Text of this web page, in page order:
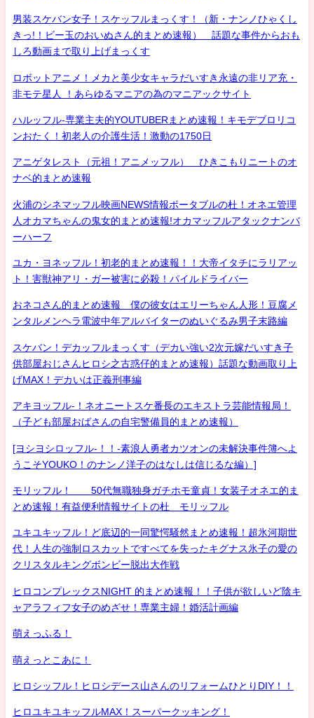
男装スケバン女子！スケッフルまっくす！（新・ナンノひゃくし
きっ!！ビー玉のおいぬさん的まとめ速報） 話題な事件からおも
しろ動画まで取り上げまっくす
ロボットアニメ！メカと美少女キャラだいすき永遠の非リア充・
非モテ星人 ！あらゆるマニアの為のマニアックサイト
ハルッフル-専業主夫的YOUTUBERまとめ速報！キモデブロリコ
ンおたく！初老人の介護生活！激動の1750日
アニゲタレスト（元祖！アニメッフル） ひきこもりニートのオ
ナベ的まとめ速報
火浦のシネマッフル映画NEWS情報ポータブルの杜！オネエ管理
人オカマちゃんの鬼女的まとめ速報!オカマッフルアタックナンバ
ーハーフ
ユカ・ヨネッフル！初老的まとめ速報！！大帝イタチにラリアッ
ト！害獣神アリ・ガー被害に必殺！パイルドライバー
おネコさん的まとめ速報 僕の彼女はエリーちゃん人形！豆腐メ
ンタルメンヘラ電波中年アルバイターのぬいぐるみ男子末路編
スケバン！デカッフルまっくす（デカい強い2次元嫁だいすき子
供部屋おじさんヒロシ之古惑仔的まとめ速報）話題な動画取り上
げMAX！デカいは正義刑事編
アキヨッフル-！ネオニートスケ番長のエキストラ芸能情報局！
（子ども部屋おばさんの自宅警備員的まとめ速報）
[ヨシヨシロッフル-！！-素浪人勇者カツオンの未解決事件簿へよ
うこそYOUKO！のナンノ洋子のはなしは信じるな編）]
モリッフル！ 50代無職独身ガチホモ童貞！女装子オネエ的ま
とめ速報！有益便利情報サイトの杜 モリッフル
ユキユキッフル！ど底辺的一同驚愕騒然まとめ速報！超氷河期世
代！人生の強制ロスカットですべてを失ったキグナス氷子の愛の
クリスタルキングボンビー脱出大作戦
ヒロコンプレックスNIGHT 的まとめ速報！！子供が欲しいど陰キ
ャアラフィフ女子のめざせ！専業主婦！婚活計画編
萌えっふる！
萌えっとこあに！
ヒロシッフル！ヒロシデース山さんのリフォームひとりDIY！！
ヒロユキユキッフルMAX！スーパークッキング！